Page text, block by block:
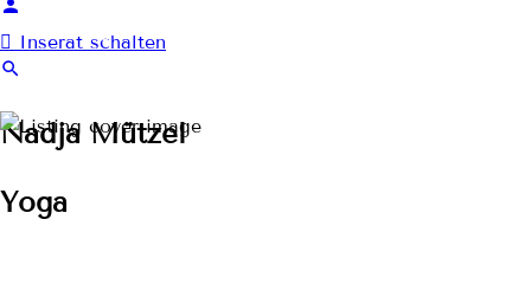
Inserat schalten
Nadja Mützel
Yoga